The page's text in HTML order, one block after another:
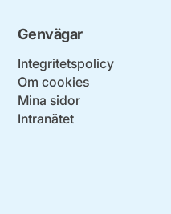
Genvägar
Integritetspolicy
Om cookies
Mina sidor
Intranätet